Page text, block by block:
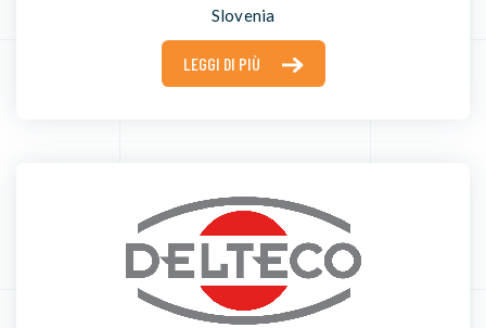
Slovenia
LEGGI DI PIÙ